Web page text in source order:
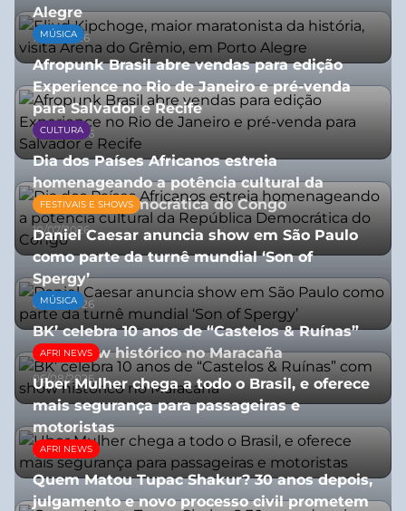
Alegre
10/07/2026
MÚSICA
Afropunk Brasil abre vendas para edição
Experience no Rio de Janeiro e pré-venda
para Salvador e Recife
03/08/2026
CULTURA
Dia dos Países Africanos estreia
homenageando a potência cultural da
República Democrática do Congo
10/07/2026
FESTIVAIS E SHOWS
Daniel Caesar anuncia show em São Paulo
como parte da turnê mundial ‘Son of
Spergy’
05/08/2026
MÚSICA
BK’ celebra 10 anos de “Castelos & Ruínas”
com show histórico no Maracaña
06/08/2026
AFRI NEWS
Uber Mulher chega a todo o Brasil, e oferece
mais segurança para passageiras e
motoristas
10/07/2026
AFRI NEWS
Quem Matou Tupac Shakur? 30 anos depois,
julgamento e novo processo civil prometem